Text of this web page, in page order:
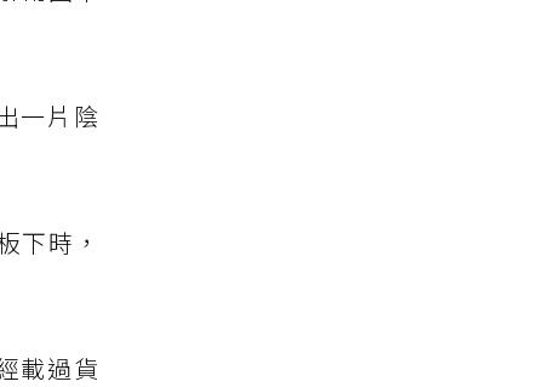
一片陰
下時，
載過貨